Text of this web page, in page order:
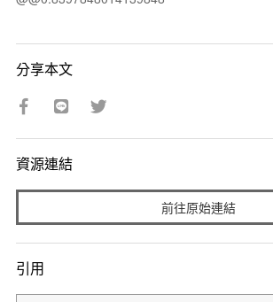
分享本文
資源連結
前往原始連結
引用